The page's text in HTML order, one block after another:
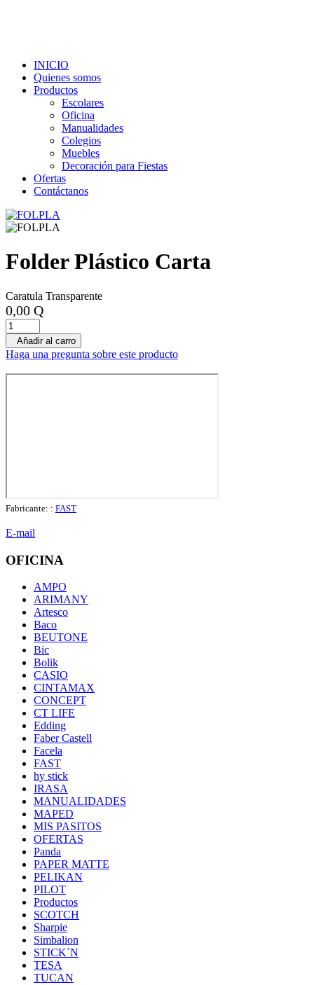
INICIO
Quienes somos
Productos
Escolares
Oficina
Manualidades
Colegios
Muebles
Decoración para Fiestas
Ofertas
Contáctanos
Folder Plástico Carta
Caratula Transparente
0,00 Q
Añadir al carro
Haga una pregunta sobre este producto
Fabricante: : FAST
E-mail
OFICINA
AMPO
ARIMANY
Artesco
Baco
BEUTONE
Bic
Bolik
CASIO
CINTAMAX
CONCEPT
CT LIFE
Edding
Faber Castell
Facela
FAST
hy stick
IRASA
MANUALIDADES
MAPED
MIS PASITOS
OFERTAS
Panda
PAPER MATTE
PELIKAN
PILOT
Productos
SCOTCH
Sharpie
Simbalion
STICK´N
TESA
TUCAN